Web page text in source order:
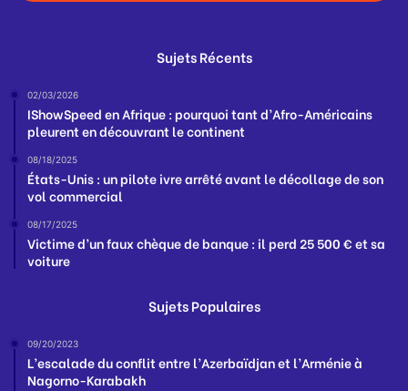
Sujets Récents
02/03/2026
IShowSpeed en Afrique : pourquoi tant d’Afro-Américains
pleurent en découvrant le continent
08/18/2025
États-Unis : un pilote ivre arrêté avant le décollage de son
vol commercial
08/17/2025
Victime d’un faux chèque de banque : il perd 25 500 € et sa
voiture
Sujets Populaires
09/20/2023
L’escalade du conflit entre l’Azerbaïdjan et l’Arménie à
Nagorno-Karabakh